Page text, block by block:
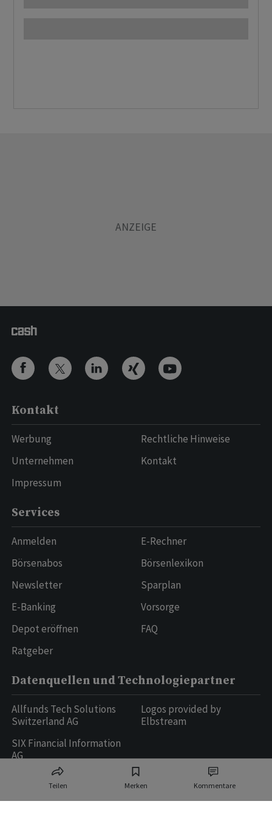
Teilen Merken Kommentare
Kontakt
Werbung
Unternehmen
Impressum
Rechtliche Hinweise
Kontakt
Services
Anmelden
Börsenabos
Newsletter
E-Banking
Depot eröffnen
Ratgeber
E-Rechner
Börsenlexikon
Sparplan
Vorsorge
FAQ
Datenquellen und Technologiepartner
Allfunds Tech Solutions
Switzerland AG
SIX Financial Information
AG
Logos provided by
Elbstream
Ringier AG | Ringier Medien Schweiz